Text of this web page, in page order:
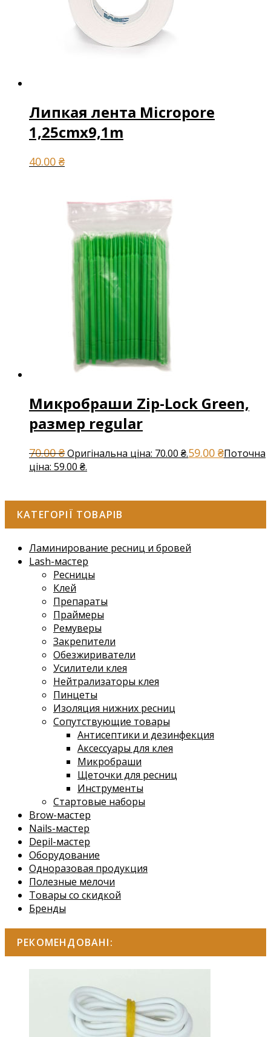
Липкая лента Micropore
1,25cmx9,1m
40.00 ₴
Микробраши Zip-Lock Green,
размер regular
70.00₴Оригінальна ціна: 70.00 ₴.59.00 ₴Поточна
ціна: 59.00 ₴.
КАТЕГОРІЇ ТОВАРІВ
Ламинирование ресниц и бровей
Lash-мастер
Ресницы
Клей
Препараты
Праймеры
Ремуверы
Закрепители
Обезжириватели
Усилители клея
Нейтрализаторы клея
Пинцеты
Изоляция нижних ресниц
Сопутствующие товары
Антисептики и дезинфекция
Аксессуары для клея
Микробраши
Щеточки для ресниц
Инструменты
Стартовые наборы
Brow-мастер
Nails-мастер
Depil-мастер
Оборудование
Одноразовая продукция
Полезные мелочи
Товары со скидкой
Бренды
РЕКОМЕНДОВАНІ: